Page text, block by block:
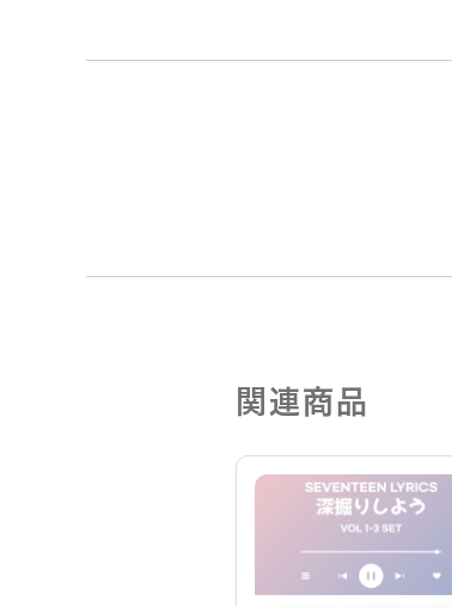
関連商品